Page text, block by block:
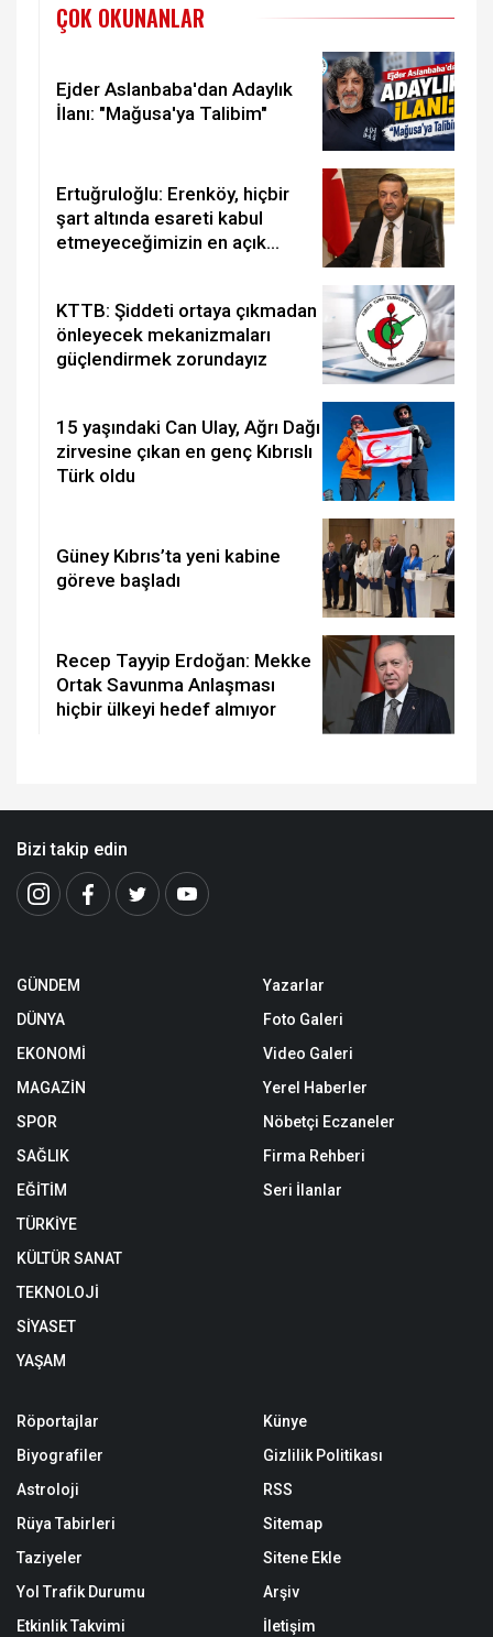
ÇOK OKUNANLAR
Ejder Aslanbaba'dan Adaylık
İlanı: "Mağusa'ya Talibim"
Ertuğruloğlu: Erenköy, hiçbir
şart altında esareti kabul
etmeyeceğimizin en açık
KTTB: Şiddeti ortaya çıkmadan
önleyecek mekanizmaları
güçlendirmek zorundayız
15 yaşındaki Can Ulay, Ağrı Dağı
zirvesine çıkan en genç Kıbrıslı
Türk oldu
Güney Kıbrıs’ta yeni kabine
göreve başladı
Recep Tayyip Erdoğan: Mekke
Ortak Savunma Anlaşması
hiçbir ülkeyi hedef almıyor
Bizi takip edin
GÜNDEM
DÜNYA
EKONOMİ
MAGAZİN
SPOR
SAĞLIK
EĞİTİM
TÜRKİYE
KÜLTÜR SANAT
TEKNOLOJİ
SİYASET
YAŞAM
Yazarlar
Foto Galeri
Video Galeri
Yerel Haberler
Nöbetçi Eczaneler
Firma Rehberi
Seri İlanlar
Röportajlar
Biyografiler
Astroloji
Rüya Tabirleri
Taziyeler
Yol Trafik Durumu
Etkinlik Takvimi
Künye
Gizlilik Politikası
RSS
Sitemap
Sitene Ekle
Arşiv
İletişim